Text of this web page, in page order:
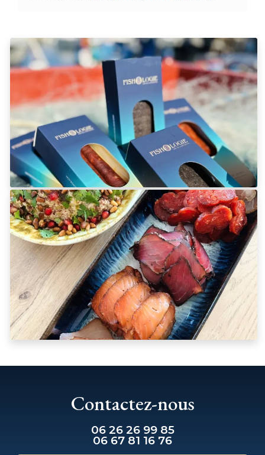
Contactez-nous
06 26 26 99 85
06 67 81 16 76